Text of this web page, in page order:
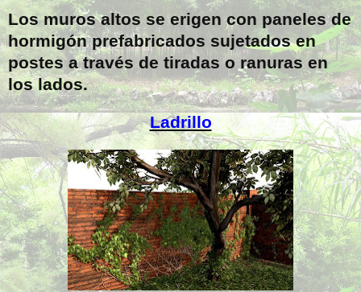
Los muros altos se erigen con paneles de
hormigón prefabricados sujetados en
postes a través de tiradas o ranuras en
los lados.
Ladrillo